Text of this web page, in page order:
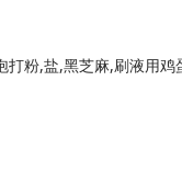
打粉,盐,黑芝麻,刷液用鸡